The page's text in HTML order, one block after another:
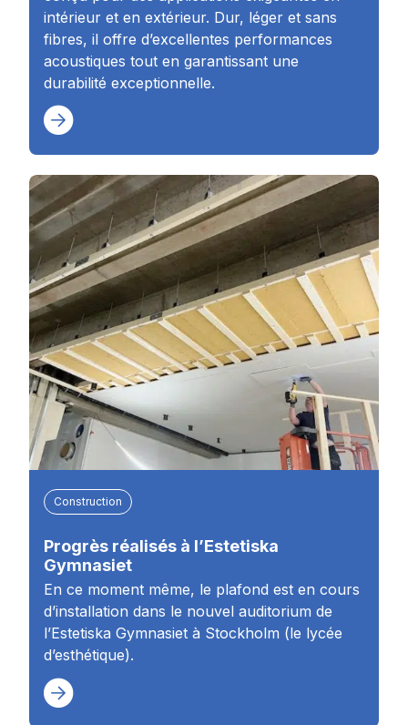
intérieur et en extérieur. Dur, léger et sans
fibres, il offre d’excellentes performances
acoustiques tout en garantissant une
durabilité exceptionnelle.
Construction
Progrès réalisés à l’Estetiska
Gymnasiet
En ce moment même, le plafond est en cours
d’installation dans le nouvel auditorium de
l’Estetiska Gymnasiet à Stockholm (le lycée
d’esthétique).